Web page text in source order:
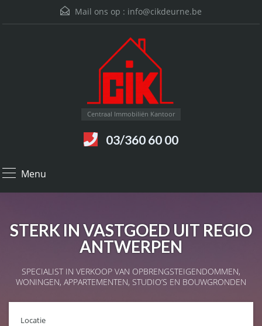
Mail ons op : info@cikdeurne.be
Centraal Immobiliën Kantoor
03/360 60 00
Menu
STERK IN VASTGOED UIT REGIO
ANTWERPEN
SPECIALIST IN VERKOOP VAN OPBRENGSTEIGENDOMMEN,
WONINGEN, APPARTEMENTEN, STUDIO’S EN BOUWGRONDEN
Locatie